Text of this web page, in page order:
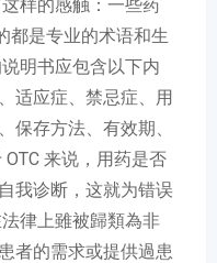
样的感触：一些药
都是专业的术语和生
明书应包含以下内
适应症、禁忌症、用
保存方法、有效期、
来说，用药是否
我诊断，这就为错误
律上雖被歸類為非
者的需求或提供過患